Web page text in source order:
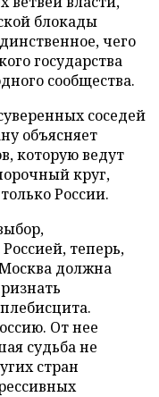
блокады
чего
государства
сообщества.
соседей
объясняет
которую ведут
круг,
России.
теперь,
должна
От нее
судьба не
стран